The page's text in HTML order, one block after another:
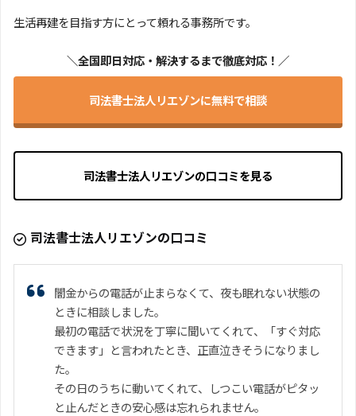
生活再建を目指す方にとって頼れる事務所です。
＼全国即日対応・解決するまで徹底対応！／
司法書士法人リエゾンに無料で相談
司法書士法人リエゾンの口コミを見る
司法書士法人リエゾンの口コミ
闇金からの電話が止まらなくて、夜も眠れない状態の
ときに相談しました。
最初の電話で状況を丁寧に聞いてくれて、「すぐ対応
できます」と言われたとき、正直泣きそうになりまし
た。
その日のうちに動いてくれて、しつこい電話がピタッ
と止んだときの安心感は忘れられません。